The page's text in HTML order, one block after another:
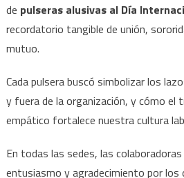
de pulseras alusivas al Día
recordatorio tangible de unión,
mutuo.
Cada pulsera buscó simbolizar los
y fuera de la organización, y cómo el
empático fortalece nuestra cultura
En todas las sedes, las
entusiasmo y agradecimiento por los